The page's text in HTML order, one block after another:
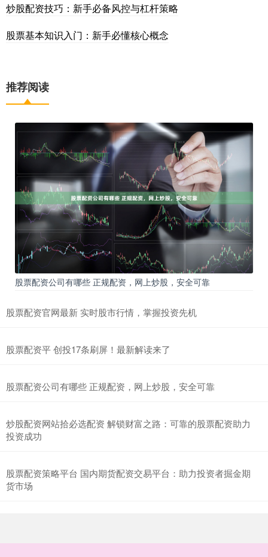
炒股配资技巧：新手必备风控与杠杆策略
股票基本知识入门：新手必懂核心概念
推荐阅读
股票配资公司有哪些 正规配资，网上炒股，安全可靠
股票配资官网最新 实时股市行情，掌握投资先机
股票配资平 创投17条刷屏！最新解读来了
股票配资公司有哪些 正规配资，网上炒股，安全可靠
炒股配资网站拾必选配资 解锁财富之路：可靠的股票配资助力
投资成功
股票配资策略平台 国内期货配资交易平台：助力投资者掘金期
货市场